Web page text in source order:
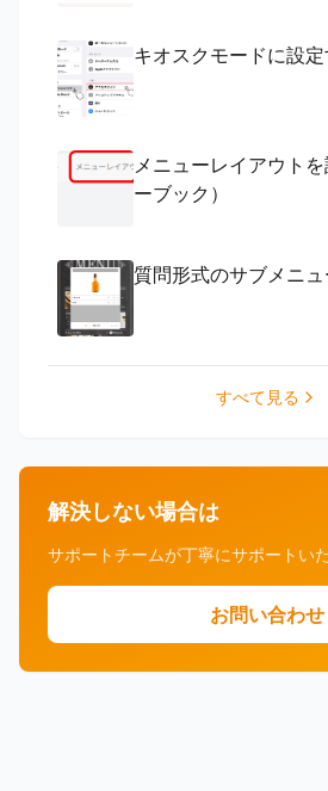
キオスクモードに設定
メニューレイアウト
ーブック）
質問形式のサブメニ
すべて見る
解決しない場合は
サポートチームが丁寧にサポートいた
お問い合わせ